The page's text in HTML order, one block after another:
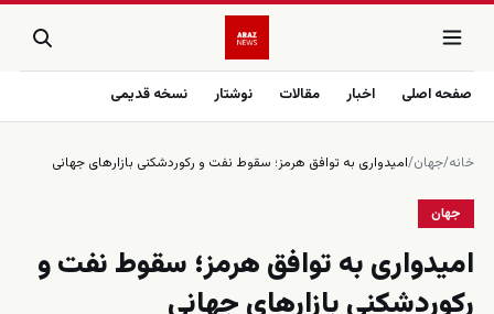
صفحه اصلی اخبار مقالات نوشتار نسخه قدیمی
خانه/جهان/اميدوارى به توافق هرمز؛ سقوط نفت و ركوردشكنى بازارهاى جهانى
جهان
اميدوارى به توافق هرمز؛ سقوط نفت و
ركوردشكنى بازارهاى جهانى